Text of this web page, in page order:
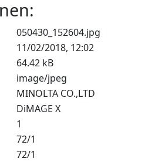
050430_152604.jpg
11/02/2018, 12:02
64.42 kB
image/jpeg
MINOLTA CO.,LTD
DiMAGE X
1
72/1
72/1